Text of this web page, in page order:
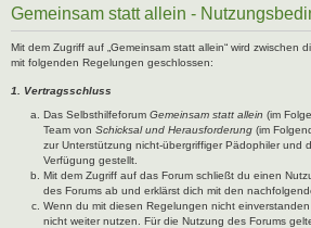
Gemeinsam statt allein -
Mit dem Zugriff auf „Gemeinsam statt allein“ wird zwischen
mit folgenden Regelungen geschlossen:
1. Vertragsschluss
Das Selbsthilfeforum Gemeinsam statt allein (im
Team von Schicksal und Herausforderung (im
zur Unterstützung nicht-übergriffiger Pädophiler und
Verfügung gestellt.
Mit dem Zugriff auf das Forum schließt du einen
des Forums ab und erklärst dich mit den
Wenn du mit diesen Regelungen nicht
nicht weiter nutzen. Für die Nutzung des Forums